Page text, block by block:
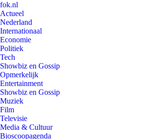
fok.nl
Actueel
Nederland
Internationaal
Economie
Politiek
Tech
Showbiz en Gossip
Opmerkelijk
Entertainment
Showbiz en Gossip
Muziek
Film
Televisie
Media & Cultuur
Bioscoopagenda